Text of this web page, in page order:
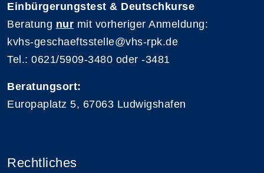
Einbürgerungstest & Deutschkurse
Beratung nur mit vorheriger Anmeldung:
kvhs-geschaeftsstelle@vhs-rpk.de
Tel.: 0621/5909-3480 oder -3481
Beratungsort:
Europaplatz 5, 67063 Ludwigshafen
Rechtliches